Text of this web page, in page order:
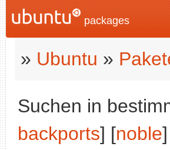
packages
» Ubuntu »
Suchen in
backports] [noble